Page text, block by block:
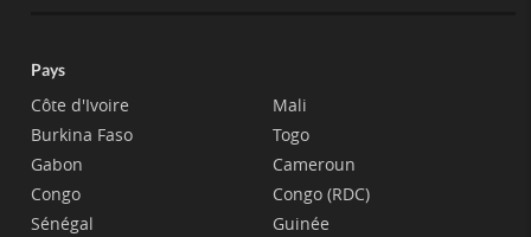
Pays
Côte d'Ivoire
Burkina Faso
Gabon
Congo
Sénégal
Mali
Togo
Cameroun
Congo (RDC)
Guinée